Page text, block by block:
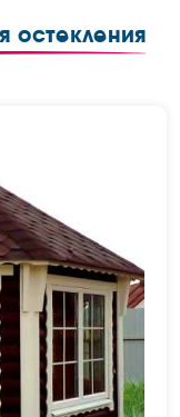
остекления